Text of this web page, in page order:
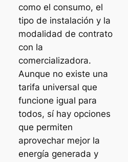
como el consumo, el
tipo de instalación y la
modalidad de contrato
con la
comercializadora.
Aunque no existe una
tarifa universal que
funcione igual para
todos, sí hay opciones
que permiten
aprovechar mejor la
energía generada y